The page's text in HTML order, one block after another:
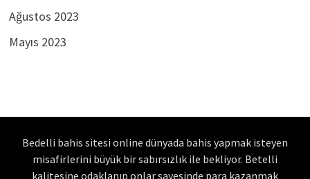
Ağustos 2023
Mayıs 2023
Bedelli bahis sitesi online dünyada bahis yapmak isteyen
misafirlerini büyük bir sabırsızlık ile bekliyor. Betelli
kalitesine odaklanıp onlar sayesinde para kazanmak